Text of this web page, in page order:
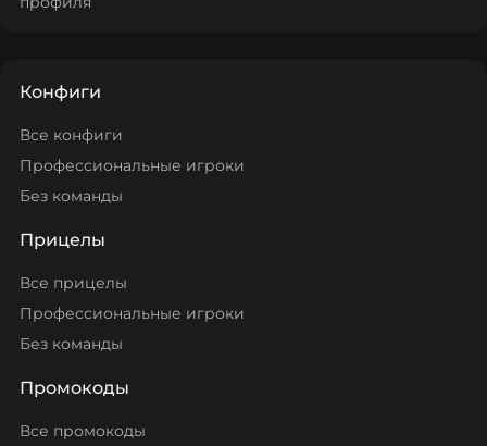
Конфиги
Все конфиги
Профессиональные игроки
Без команды
Прицелы
Все прицелы
Профессиональные игроки
Без команды
Промокоды
Все промокоды